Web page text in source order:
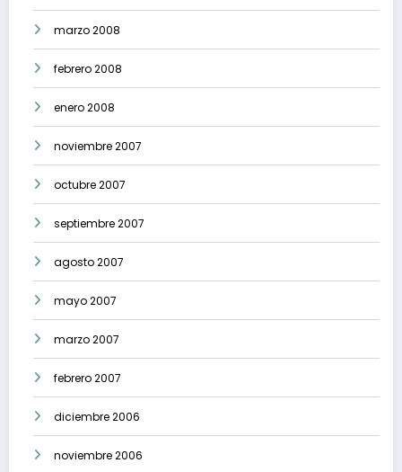
marzo 2008
febrero 2008
enero 2008
noviembre 2007
octubre 2007
septiembre 2007
agosto 2007
mayo 2007
marzo 2007
febrero 2007
diciembre 2006
noviembre 2006